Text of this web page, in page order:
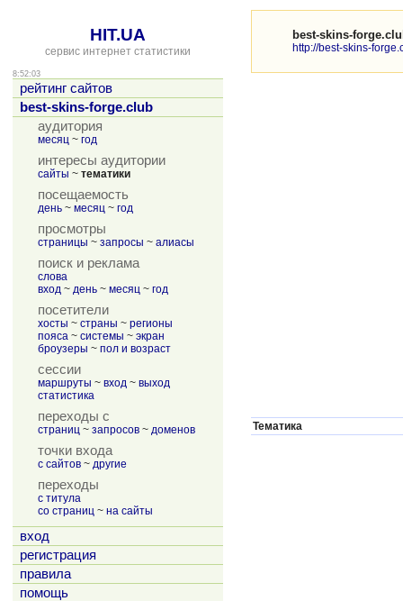
HIT.UA
сервис интернет статистики
8:52:03
рейтинг сайтов
best-skins-forge.club
аудитория
месяц ~ год
интересы аудитории
сайты ~ тематики
посещаемость
день ~ месяц ~ год
просмотры
страницы ~ запросы ~ алиасы
поиск и реклама
слова
вход ~ день ~ месяц ~ год
посетители
хосты ~ страны ~ регионы
пояса ~ системы ~ экран
броузеры ~ пол и возраст
сессии
маршруты ~ вход ~ выход
статистика
переходы с
страниц ~ запросов ~ доменов
точки входа
с сайтов ~ другие
переходы
с титула
со страниц ~ на сайты
вход
регистрация
правила
помощь
best-skins-
http://best-skins-
Тематика